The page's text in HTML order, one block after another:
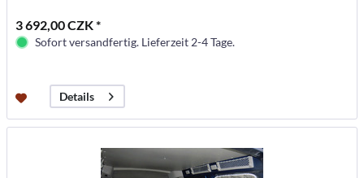
3 692,00 CZK *
Sofort versandfertig. Lieferzeit 2-4 Tage.
Details